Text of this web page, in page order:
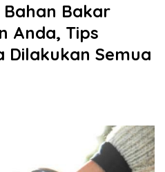
Bakar
Anda, Tips
Dilakukan Semua